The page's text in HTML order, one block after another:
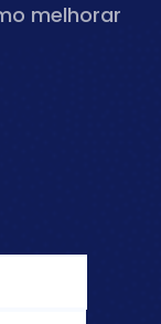
melhorar